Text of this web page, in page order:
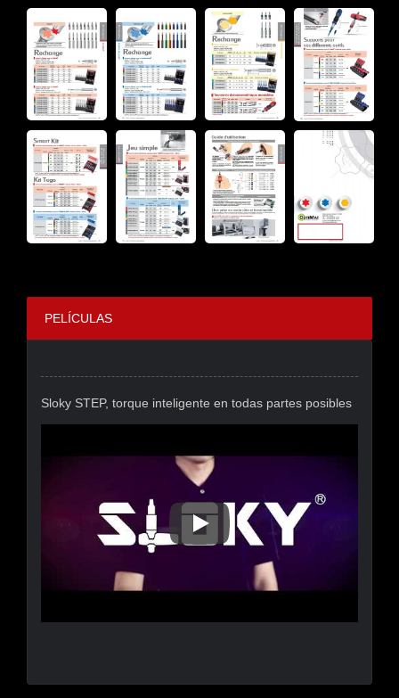
PELÍCULAS
Sloky STEP, torque inteligente en todas partes posibles
Sloky STEP, Torque